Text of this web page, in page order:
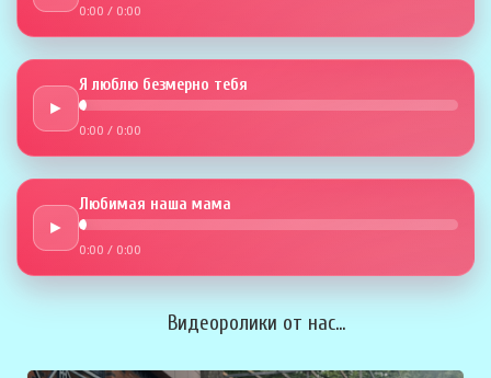
0:00 / 0:00
►
Я люблю безмерно тебя
0:00 / 0:00
►
Любимая наша мама
0:00 / 0:00
Видеоролики от нас...